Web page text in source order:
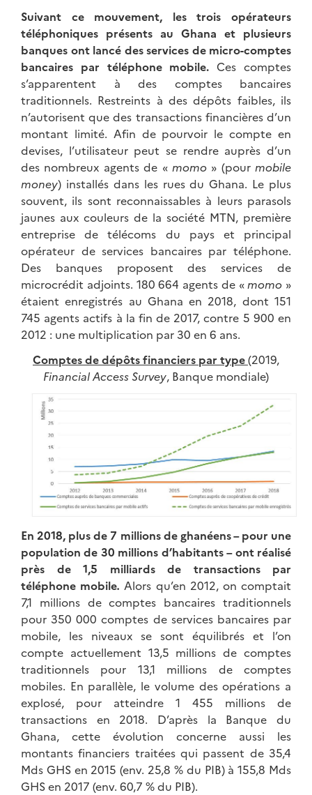
Suivant ce mouvement, les trois opérateurs
téléphoniques présents au Ghana et plusieurs
banques ont lancé des services de micro-comptes
bancaires par téléphone mobile. Ces comptes
s’apparentent à des comptes bancaires
traditionnels. Restreints à des dépôts faibles, ils
n’autorisent que des transactions financières d’un
montant limité. Afin de pourvoir le compte en
devises, l’utilisateur peut se rendre auprès d’un
des nombreux agents de « momo» (pour mobile
money) installés dans les rues du Ghana. Le plus
souvent, ils sont reconnaissables à leurs parasols
jaunes aux couleurs de la société MTN, première
entreprise de télécoms du pays et principal
opérateur de services bancaires par téléphone.
Des banques proposent des services de
microcrédit adjoints. 180 664 agents de « momo »
étaient enregistrés au Ghana en 2018, dont 151
745 agents actifs à la fin de 2017, contre 5 900 en
2012 : une multiplication par 30 en 6 ans.
Comptes de dépôts financiers par type(2019,
Financial Access Survey, Banque mondiale)
En 2018, plus de 7 millions de ghanéens – pour une
population de 30 millions d’habitants – ont réalisé
près de 1,5 milliards de transactions par
téléphone mobile. Alors qu’en 2012, on comptait
7,1 millions de comptes bancaires traditionnels
pour 350 000 comptes de services bancaires par
mobile, les niveaux se sont équilibrés et l’on
compte actuellement 13,5 millions de comptes
traditionnels pour 13,1 millions de comptes
mobiles. En parallèle, le volume des opérations a
explosé, pour atteindre 1 455 millions de
transactions en 2018. D’après la Banque du
Ghana, cette évolution concerne aussi les
montants financiers traitées qui passent de 35,4
Mds GHS en 2015 (env. 25,8 % du PIB) à 155,8 Mds
GHS en 2017 (env. 60,7 % du PIB).